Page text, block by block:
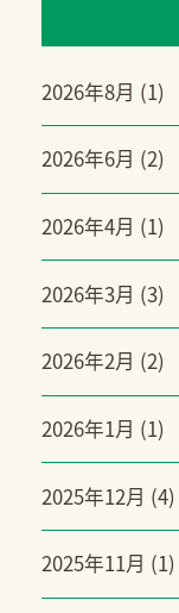
2026年8月 (1)
2026年6月 (2)
2026年4月 (1)
2026年3月 (3)
2026年2月 (2)
2026年1月 (1)
2025年12月 (4)
2025年11月 (1)